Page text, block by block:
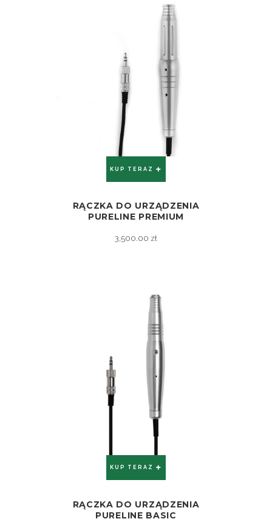
ZOBACZ
KUP TERAZ
RĄCZKA DO URZĄDZENIA
PURELINE PREMIUM
3,500.00 zł
ZOBACZ
KUP TERAZ
RĄCZKA DO URZĄDZENIA
PURELINE BASIC